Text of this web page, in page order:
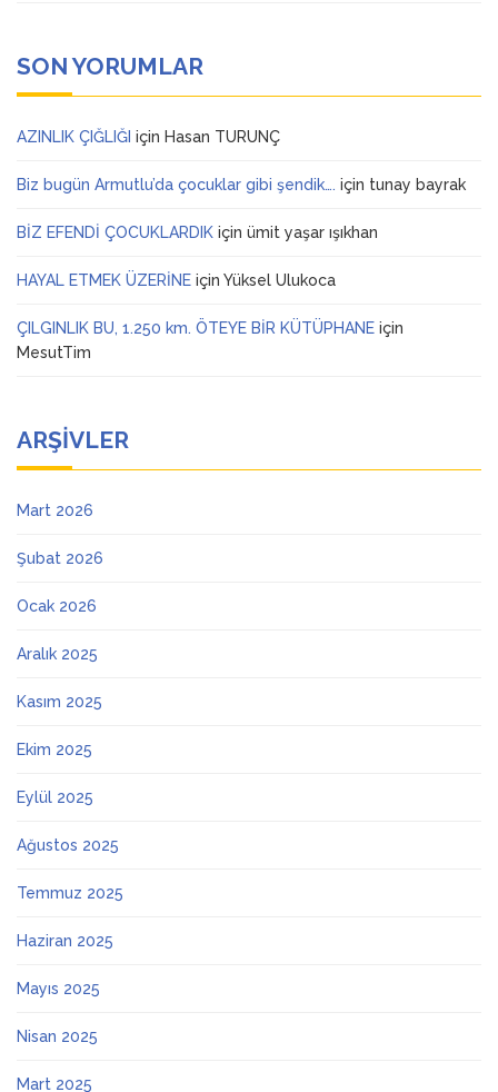
SON YORUMLAR
AZINLIK ÇIĞLIĞI için Hasan TURUNÇ
Biz bugün Armutlu’da çocuklar gibi şendik…. için tunay bayrak
BİZ EFENDİ ÇOCUKLARDIK için ümit yaşar ışıkhan
HAYAL ETMEK ÜZERİNE için Yüksel Ulukoca
ÇILGINLIK BU, 1.250 km. ÖTEYE BİR KÜTÜPHANE için
MesutTim
ARŞIVLER
Mart 2026
Şubat 2026
Ocak 2026
Aralık 2025
Kasım 2025
Ekim 2025
Eylül 2025
Ağustos 2025
Temmuz 2025
Haziran 2025
Mayıs 2025
Nisan 2025
Mart 2025